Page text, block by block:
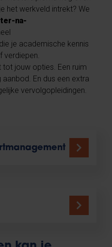
het werkveld intrekt? We
na-
je academische kennis
verdiepen.
tot jouw opties. Een ruim
En dus een extra
vervolgopleidingen.